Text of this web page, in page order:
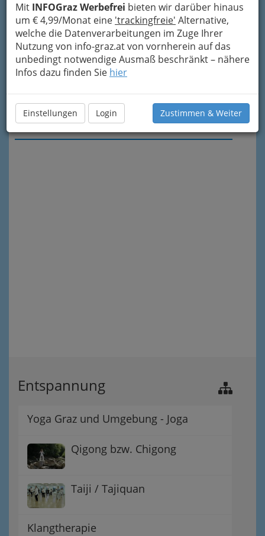
Mit INFOGraz Werbefrei bieten wir darüber hinaus
um € 4,99/Monat eine 'trackingfreie' Alternative,
welche die Datenverarbeitungen im Zuge Ihrer
Nutzung von info-graz.at von vornherein auf das
unbedingt notwendige Ausmaß beschränkt – nähere
Infos dazu finden Sie hier
Einstellungen Login Zustimmen & Weiter
Meine Nachricht senden
Entspannung
Yoga Graz und Umgebung - Joga
Qigong bzw. Chigong
Taiji / Tajiquan
Klangtherapie